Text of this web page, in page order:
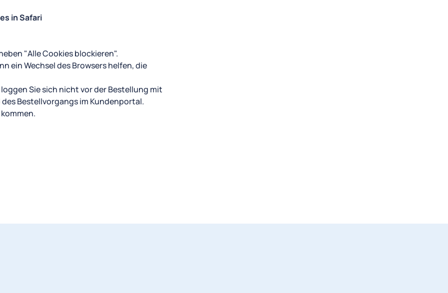
in Safari
"Alle Cookies blockieren".
ein Wechsel des Browsers helfen, die
Sie sich nicht vor der Bestellung mit
Bestellvorgangs im Kundenportal.